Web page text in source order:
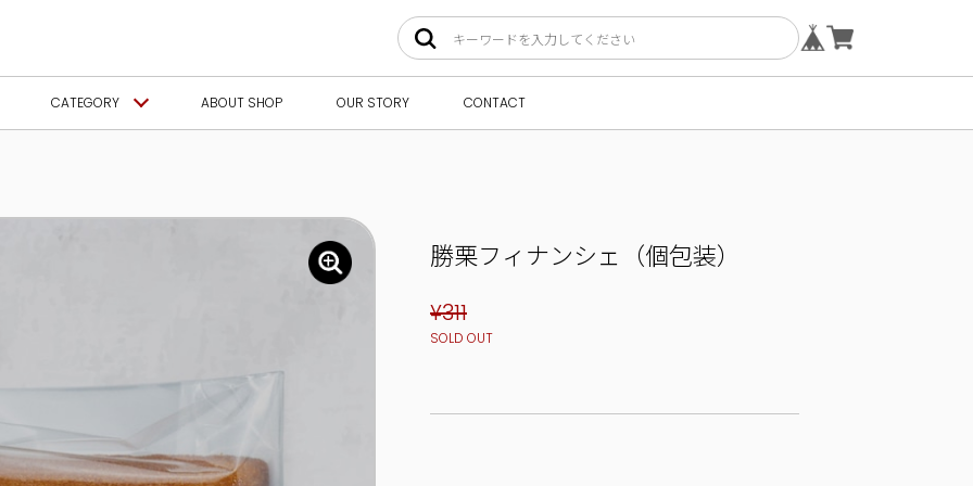
CATEGORY ABOUT SHOP OUR STORY CONTACT
勝栗フィナンシェ（個包装）
¥311
SOLD OUT